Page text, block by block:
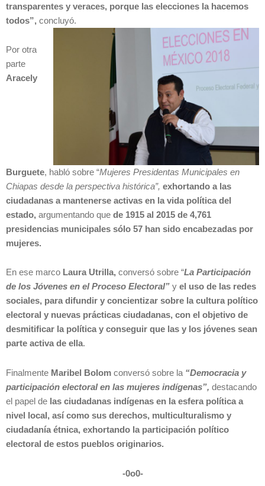
transparentes y veraces, porque las elecciones la hacemos
todos”, concluyó.
Por otra
parte
Aracely
Burguete, habló sobre “Mujeres Presidentas Municipales en
Chiapas desde la perspectiva histórica”, exhortando a las
ciudadanas a mantenerse activas en la vida política del
estado, argumentando que de 1915 al 2015 de 4,761
presidencias municipales sólo 57 han sido encabezadas por
mujeres.
En ese marco Laura Utrilla, conversó sobre “La Participación
de los Jóvenes en el Proceso Electoral” y el uso de las redes
sociales, para difundir y concientizar sobre la cultura político
electoral y nuevas prácticas ciudadanas, con el objetivo de
desmitificar la política y conseguir que las y los jóvenes sean
parte activa de ella.
Finalmente Maribel Bolom conversó sobre la “Democracia y
participación electoral en las mujeres indígenas”, destacando
el papel de las ciudadanas indígenas en la esfera política a
nivel local, así como sus derechos, multiculturalismo y
ciudadanía étnica, exhortando la participación político
electoral de estos pueblos originarios.
-0o0-